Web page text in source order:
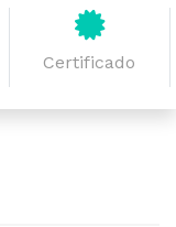
Certificado